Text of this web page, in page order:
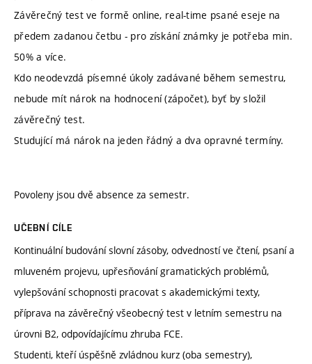
Závěrečný test ve formě online, real-time psané eseje na
předem zadanou četbu - pro získání známky je potřeba min.
50% a více.
Kdo neodevzdá písemné úkoly zadávané během semestru,
nebude mít nárok na hodnocení (zápočet), byť by složil
závěrečný test.
Studující má nárok na jeden řádný a dva opravné termíny.
Povoleny jsou dvě absence za semestr.
UČEBNÍ CÍLE
Kontinuální budování slovní zásoby, odvedností ve čtení, psaní a
mluveném projevu, upřesňování gramatických problémů,
vylepšování schopnosti pracovat s akademickými texty,
příprava na závěrečný všeobecný test v letním semestru na
úrovni B2, odpovídajícímu zhruba FCE.
Studenti, kteří úspěšně zvládnou kurz (oba semestry),